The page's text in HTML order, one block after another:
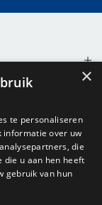
×
te personaliseren
informatie over uw
die
die u aan hen heeft
gebruik van hun